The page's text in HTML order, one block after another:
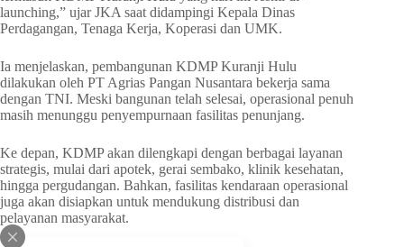
launching,” ujar JKA saat didampingi Kepala Dinas
Perdagangan, Tenaga Kerja, Koperasi dan UMK.
Ia menjelaskan, pembangunan KDMP Kuranji Hulu
dilakukan oleh PT Agrias Pangan Nusantara bekerja sama
dengan TNI. Meski bangunan telah selesai, operasional penuh
masih menunggu penyempurnaan fasilitas penunjang.
Ke depan, KDMP akan dilengkapi dengan berbagai layanan
strategis, mulai dari apotek, gerai sembako, klinik kesehatan,
hingga pergudangan. Bahkan, fasilitas kendaraan operasional
juga akan disiapkan untuk mendukung distribusi dan
pelayanan masyarakat.